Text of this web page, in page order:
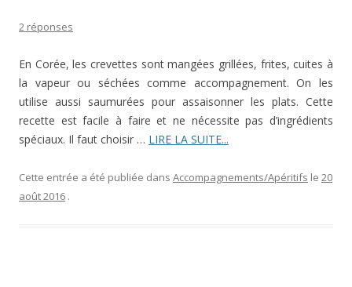
2 réponses
En Corée, les crevettes sont mangées grillées, frites, cuites à
la vapeur ou séchées comme accompagnement. On les
utilise aussi saumurées pour assaisonner les plats. Cette
recette est facile à faire et ne nécessite pas d’ingrédients
spéciaux. Il faut choisir … LIRE LA SUITE...
Cette entrée a été publiée dans Accompagnements/Apéritifs le 20
août 2016 .